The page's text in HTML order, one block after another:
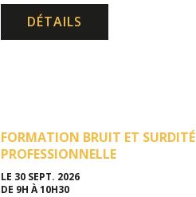
DÉTAILS
FORMATION BRUIT ET SURDITÉ
PROFESSIONNELLE
LE 30 SEPT. 2026
DE 9H À 10H30